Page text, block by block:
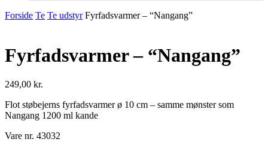
Forside Te Te udstyr Fyrfadsvarmer – “Nangang”
Fyrfadsvarmer – “Nangang”
249,00 kr.
Flot støbejerns fyrfadsvarmer ø 10 cm – samme mønster som
Nangang 1200 ml kande
Vare nr. 43032